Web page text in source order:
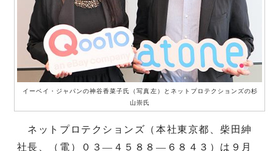
イーベイ・ジャパンの神谷香菜子氏（写真左）とネットプロテクションズの杉
山崇氏
ネットプロテクションズ（本社東京都、柴田紳
社長、（電）０３―４５８８―６８４３）は９月